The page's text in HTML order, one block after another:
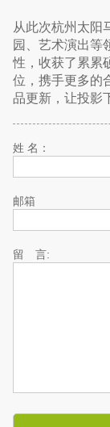
从此次杭州太阳
园、艺术演出等
性，收获了累累
位，携手更多的
品更新，让投影
姓 名：
邮箱
留 言: